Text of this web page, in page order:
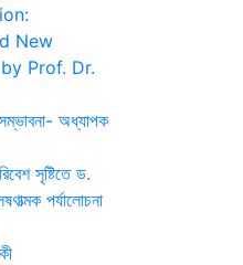
New
Prof. Dr.
অধ্যাপক
সৃষ্টিতে ড.
পর্যালোচনা